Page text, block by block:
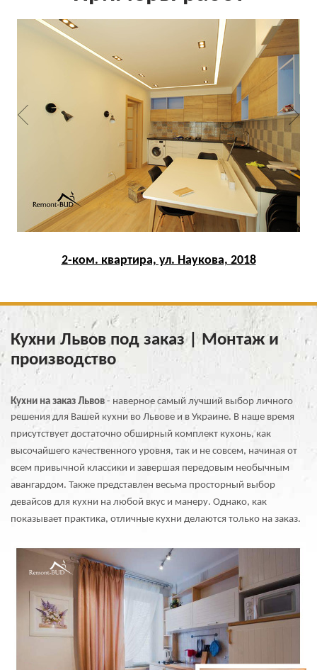
2-ком. квартира, ул. Наукова, 2018
Кухни Львов под заказ | Монтаж и
производство
Кухни на заказ Львов - наверное самый лучший выбор личного
решения для Вашей кухни во Львове и в Украине. В наше время
присутствует достаточно обширный комплект кухонь, как
высочайшего качественного уровня, так и не совсем, начиная от
всем привычной классики и завершая передовым необычным
авангардом. Также представлен весьма просторный выбор
девайсов для кухни на любой вкус и манеру. Однако, как
показывает практика, отличные кухни делаются только на заказ.